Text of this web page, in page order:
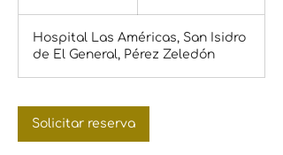
m
i
n
Hospital Las Américas, San Isidro
de El General, Pérez Zeledón
Solicitar reserva